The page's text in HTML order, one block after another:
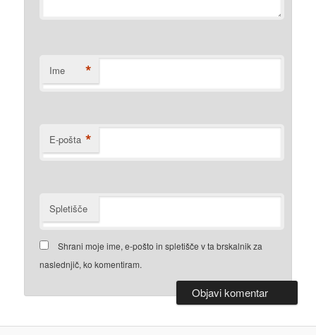
Ime *
E-pošta *
Spletišče
Shrani moje ime, e-pošto in spletišče v ta brskalnik za
naslednjič, ko komentiram.